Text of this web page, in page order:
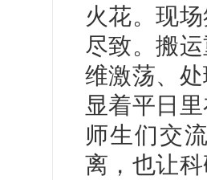
火花。现
尽致。搬
维激荡、
显着平日
师生们交
离，也让